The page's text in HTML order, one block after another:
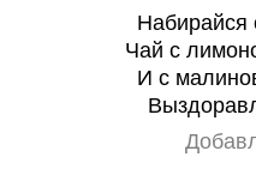
Набирайся
Чай с
И с